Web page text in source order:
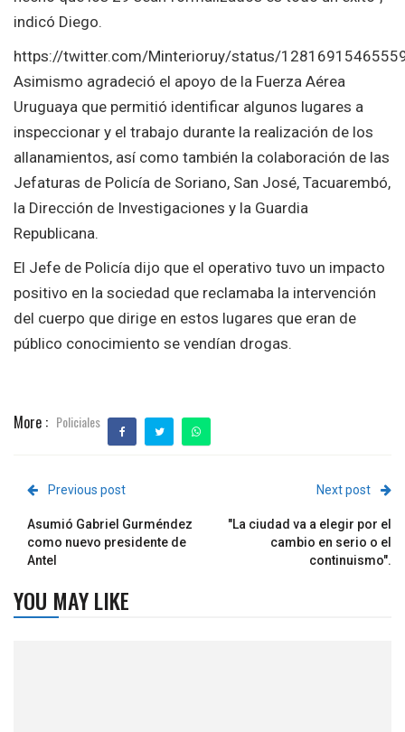
indicó Diego.
https://twitter.com/Minterioruy/status/
Asimismo agradeció el apoyo de la Fuerza Aérea
Uruguaya que permitió identificar algunos lugares a
inspeccionar y el trabajo durante la realización de los
allanamientos, así como también la colaboración de las
Jefaturas de Policía de Soriano, San José, Tacuarembó,
la Dirección de Investigaciones y la Guardia
Republicana.
El Jefe de Policía dijo que el operativo tuvo un impacto
positivo en la sociedad que reclamaba la intervención
del cuerpo que dirige en estos lugares que eran de
público conocimiento se vendían drogas.
More : Policiales
Previous post
Asumió Gabriel Gurméndez
como nuevo presidente de
Antel
Next post
"La ciudad va a elegir por el
cambio en serio o el
continuismo".
YOU MAY LIKE